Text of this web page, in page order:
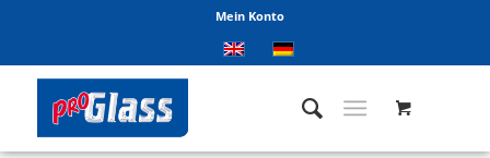
Mein Konto